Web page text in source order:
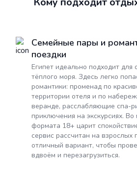
Семейные пары и
поездки
Египет идеально подходит для
тёплого моря. Здесь легко
романтики: променад по
территории отеля и по
веранде, расслабляющие спа-
приключения на экскурсиях. Во
формата 18+ царит
сервис рассчитан на взрослых
отличный вариант, чтобы
вдвоём и перезагрузиться.